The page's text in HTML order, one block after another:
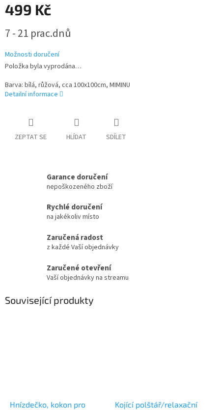
499 Kč
cena:
7 - 21 prac.dnů
Možnosti doručení
Položka byla vyprodána…
Barva: bílá, růžová, cca 100x100cm, MIMINU
Detailní informace
ZEPTAT SE HLÍDAT SDÍLET
Garance doručení
nepoškozeného zboží
Rychlé doručení
na jakékoliv místo
Zaručená radost
z každé Vaší objednávky
Zaručené otevření
Vaší objednávky na streamu
Související produkty
Hnízdečko, kokon pro
Kojící polštář/relaxační